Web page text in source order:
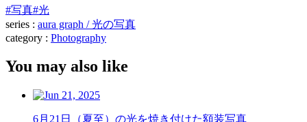
#写真#光
series : aura graph / 光の写真
category : Photography
You may also like
6月21日（夏至）の光を焼き付けた額装写真